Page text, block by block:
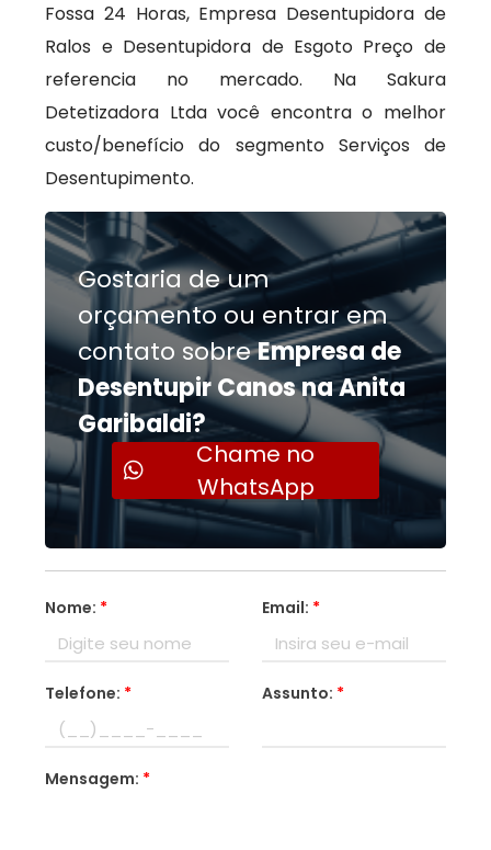
Fossa 24 Horas, Empresa Desentupidora de
Ralos e Desentupidora de Esgoto Preço de
referencia no mercado. Na Sakura
Detetizadora Ltda você encontra o melhor
custo/benefício do segmento Serviços de
Desentupimento.
Gostaria de um
orçamento ou entrar em
contato sobreEmpresa de
Desentupir Canos na Anita
Garibaldi?
Chame no
WhatsApp
Nome: * Email: *
Telefone: * Assunto: *
Mensagem: *